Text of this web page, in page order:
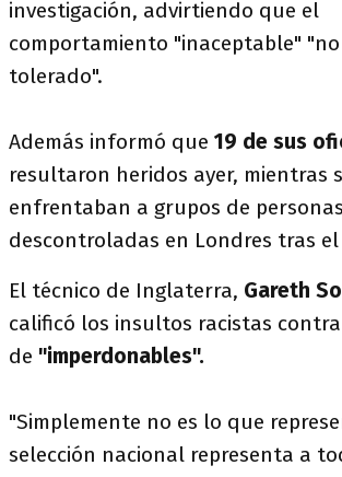
investigación, advirtiendo que el
comportamiento "inaceptable" "no
tolerado".
Además informó que 19 de sus
resultaron heridos ayer, mientras
enfrentaban a grupos de
descontroladas en Londres tras
El técnico de Inglaterra, Gareth
calificó los insultos racistas
de "imperdonables".
"Simplemente no es lo que
selección nacional representa a